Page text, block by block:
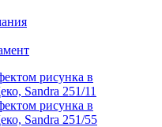
рисунка в
Sandra 251/11
рисунка в
Sandra 251/55